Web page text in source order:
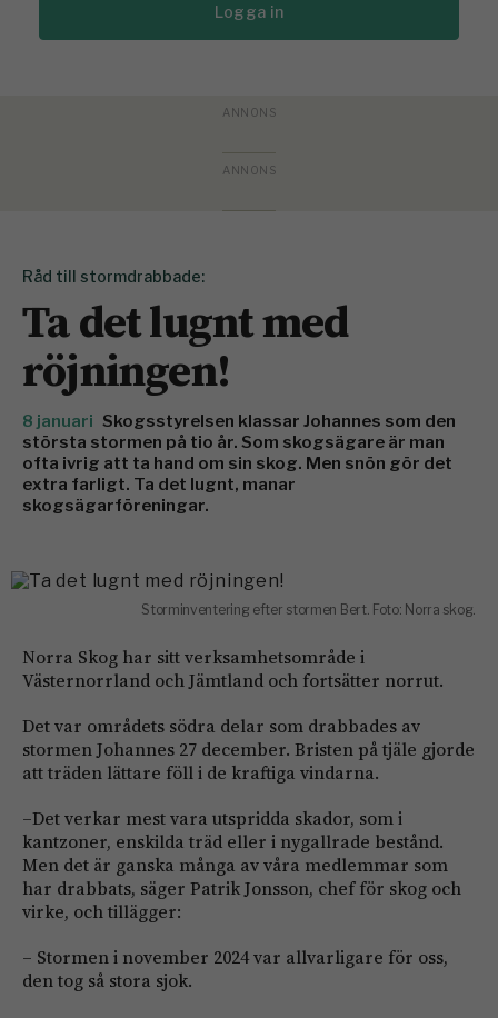
Logga in
Råd till stormdrabbade:
Ta det lugnt med
röjningen!
8 januari Skogsstyrelsen klassar Johannes som den
största stormen på tio år. Som skogsägare är man
ofta ivrig att ta hand om sin skog. Men snön gör det
extra farligt. Ta det lugnt, manar
skogsägarföreningar.
Storminventering efter stormen Bert. Foto: Norra skog.
Norra Skog har sitt verksamhetsområde i
Västernorrland och Jämtland och fortsätter norrut.
Det var områdets södra delar som drabbades av
stormen Johannes 27 december. Bristen på tjäle gjorde
att träden lättare föll i de kraftiga vindarna.
–Det verkar mest vara utspridda skador, som i
kantzoner, enskilda träd eller i nygallrade bestånd.
Men det är ganska många av våra medlemmar som
har drabbats, säger Patrik Jonsson, chef för skog och
virke, och tillägger:
– Stormen i november 2024 var allvarligare för oss,
den tog så stora sjok.